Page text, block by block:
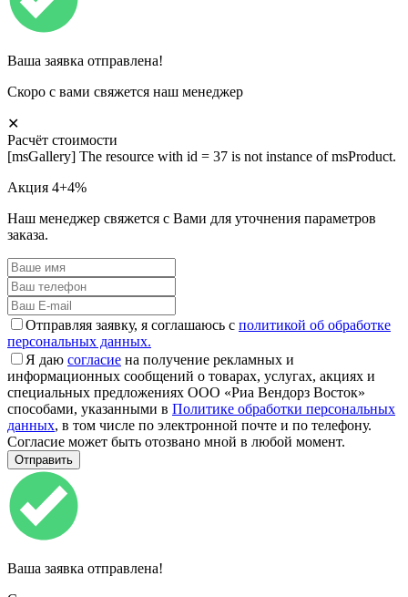
Ваша заявка отправлена!
Скоро с вами свяжется наш менеджер
✕
Расчёт стоимости
[msGallery] The resource with id = 37 is not instance of msProduct.
Акция 4+4%
Наш менеджер свяжется с Вами для уточнения параметров
заказа.
Отправляя заявку, я соглашаюсь с политикой об обработке
персональных данных.
Я даю согласие на получение рекламных и
информационных сообщений о товарах, услугах, акциях и
специальных предложениях ООО «Риа Вендорз Восток»
способами, указанными в Политике обработки персональных
данных, в том числе по электронной почте и по телефону.
Согласие может быть отозвано мной в любой момент.
Ваша заявка отправлена!